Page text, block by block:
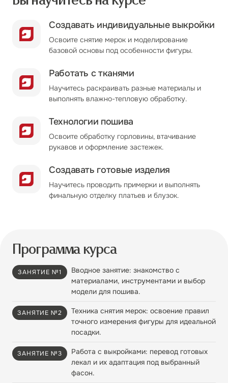
Создавать индивидуальные выкройки
Освоите снятие мерок и моделирование
базовой основы под особенности фигуры.
Работать с тканями
Научитесь раскраивать разные материалы и
выполнять влажно-тепловую обработку.
Технологии пошива
Освоите обработку горловины, втачивание
рукавов и оформление застежек.
Создавать готовые изделия
Научитесь проводить примерки и выполнять
финальную отделку платьев и блузок.
Программа курса
ЗАНЯТИЕ №1
Вводное занятие: знакомство с
материалами, инструментами и выбор
модели для пошива.
ЗАНЯТИЕ №2
Техника снятия мерок: освоение правил
точного измерения фигуры для идеальной
посадки.
ЗАНЯТИЕ №3
Работа с выкройками: перевод готовых
лекал и их адаптация под выбранный
фасон.